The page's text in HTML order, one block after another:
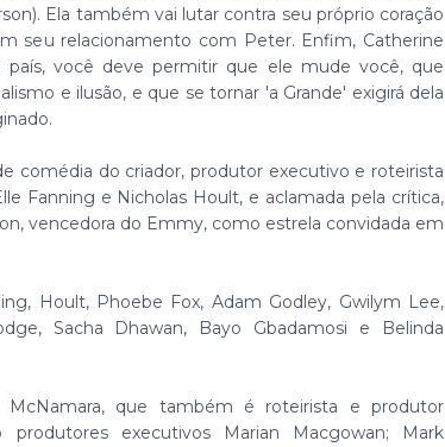
Ela também vai lutar contra seu próprio coração
seu relacionamento com Peter. Enfim, Catherine
país, você deve permitir que ele mude você, que
e ilusão, e que se tornar 'a Grande' exigirá dela
comédia do criador, produtor executivo e roteirista
Fanning e Nicholas Hoult, e aclamada pela crítica,
vencedora do Emmy, como estrela convidada em
Hoult, Phoebe Fox, Adam Godley, Gwilym Lee,
Sacha Dhawan, Bayo Gbadamosi e Belinda
que também é roteirista e produtor
executivos Marian Macgowan; Mark